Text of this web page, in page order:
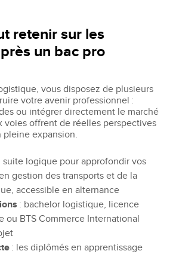
retenir sur les
un bac pro
vous disposez de plusieurs
votre avenir professionnel :
ou intégrer directement le marché
voies offrent de réelles perspectives
pleine expansion.
suite logique pour approfondir vos
gestion des transports et de la
accessible en alternance
: bachelor logistique, licence
ou BTS Commerce International
: les diplômés en apprentissage